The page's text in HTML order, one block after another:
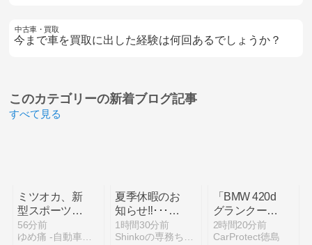
中古車・買取
今まで車を買取に出した経験は何回あるでしょうか？
このカテゴリーの新着ブログ記事
すべて見る
ミツオカ、新
型スポーツカ
ーのティザー
画像「第3
56分前
ゆめ痛 -自動車まとめブログ-
夏季休暇のお
知らせ‼･･･の
巻き☆
1時間30分前
Shinkoの専務ちゃんのブログ
「BMW 420d
グランクーペ
Mスポーツ」
Dークリスタ
2時間20分前
CarProtect徳島